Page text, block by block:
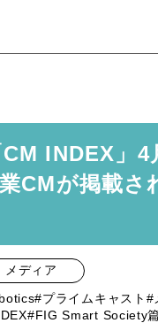
INDEX」4
CMが掲載さ
メディア
#プライムキャスト #
#FIG Smart Society